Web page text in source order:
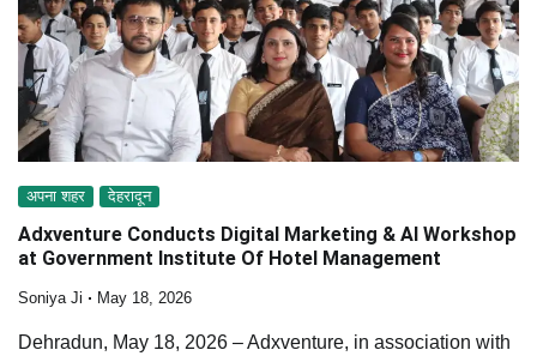
अपना शहर देहरादून
Adxventure Conducts Digital Marketing & AI Workshop
at Government Institute Of Hotel Management
Soniya Ji May 18, 2026
Dehradun, May 18, 2026 – Adxventure, in association with